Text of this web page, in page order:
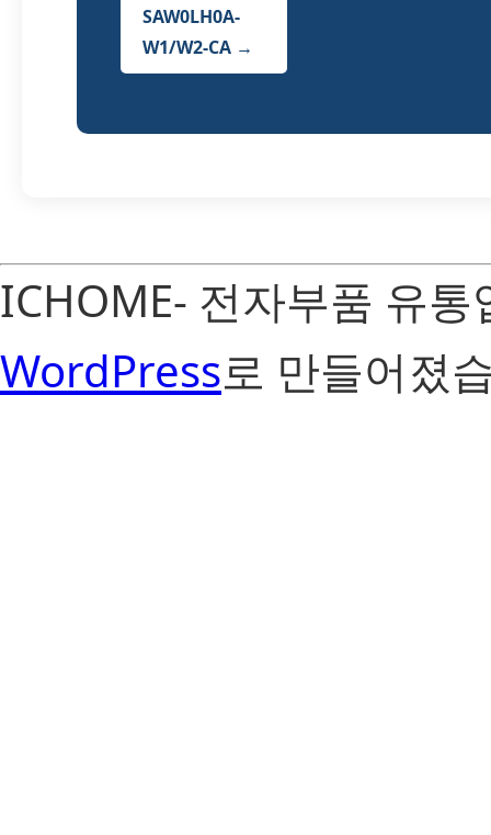
SAW0LH0A-
W1/W2-CA →
ICHOME- 전자부품 유
WordPress로 만들어졌